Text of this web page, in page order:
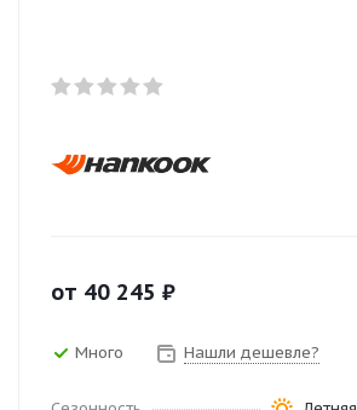
от 40 245 ₽
Много Нашли дешевле?